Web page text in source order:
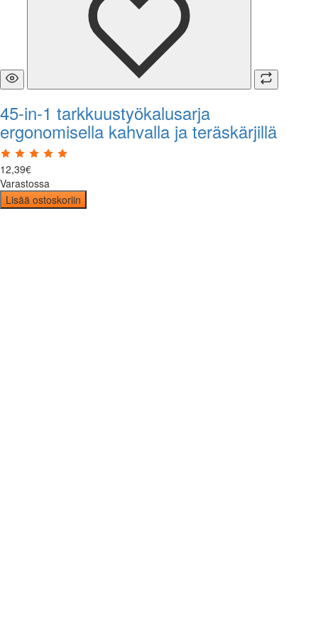
45-in-1 tarkkuustyökalusarja
ergonomisella kahvalla ja teräskärjillä
12,39€
Varastossa
Lisää ostoskoriin